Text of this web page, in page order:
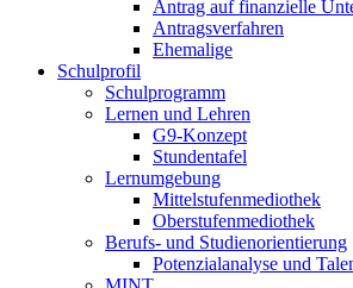
Antrag auf finanzielle
Antragsverfahren
Ehemalige
Schulprofil
Schulprogramm
Lernen und Lehren
G9-Konzept
Stundentafel
Lernumgebung
Mittelstufenmediothek
Oberstufenmediothek
Berufs- und Studienorientierung
Potenzialanalyse und